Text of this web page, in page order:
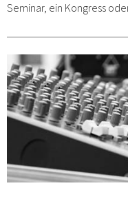
Seminar, ein Kongress